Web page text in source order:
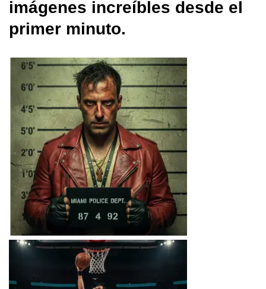
imágenes increíbles desde el
primer minuto.